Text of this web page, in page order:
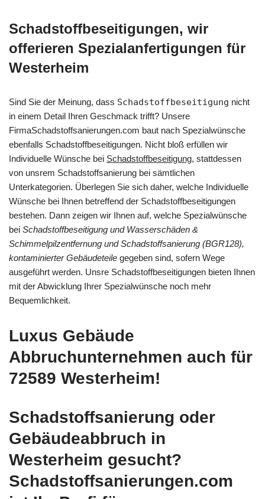
Schadstoffbeseitigungen, wir
offerieren Spezialanfertigungen für
Westerheim
Sind Sie der Meinung, dass Schadstoffbeseitigung nicht
in einem Detail Ihren Geschmack trifft? Unsere
FirmaSchadstoffsanierungen.com baut nach Spezialwünsche
ebenfalls Schadstoffbeseitigungen. Nicht bloß erfüllen wir
Individuelle Wünsche bei Schadstoffbeseitigung, stattdessen
von unsrem Schadstoffsanierung bei sämtlichen
Unterkategorien. Überlegen Sie sich daher, welche Individuelle
Wünsche bei Ihnen betreffend der Schadstoffbeseitigungen
bestehen. Dann zeigen wir Ihnen auf, welche Spezialwünsche
bei Schadstoffbeseitigung und Wasserschäden &
Schimmelpilzentfernung und Schadstoffsanierung (BGR128),
kontaminierter Gebäudeteile gegeben sind, sofern Wege
ausgeführt werden. Unsre Schadstoffbeseitigungen bieten Ihnen
mit der Abwicklung Ihrer Spezialwünsche noch mehr
Bequemlichkeit.
Luxus Gebäude
Abbruchunternehmen auch für
72589 Westerheim!
Schadstoffsanierung oder
Gebäudeabbruch in
Westerheim gesucht?
Schadstoffsanierungen.com